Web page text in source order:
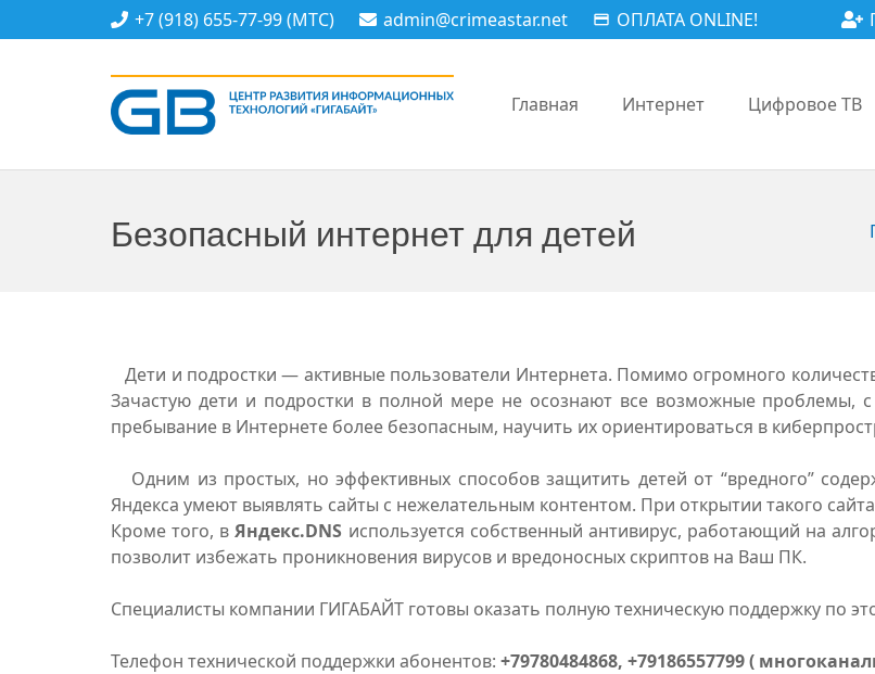
+7 (918) 655-77-99 (МТС) admin@crimeastar.net payment ОПЛАТА ONLINE!
Главная Интернет Цифровое ТВ
Безопасный интернет для детей
Дети и подростки — активные пользователи Интернета. Помимо огромного
Зачастую дети и подростки в полной мере не осознают все возможные проблемы,
пребывание в Интернете более безопасным, научить их ориентироваться в
Одним из простых, но эффективных способов защитить детей от “вредного”
Яндекса умеют выявлять сайты с нежелательным контентом. При открытии такого
Кроме того, вЯндекс.DNS используется собственный антивирус, работающий на
позволит избежать проникновения вирусов и вредоносных скриптов на Ваш ПК.
Специалисты компании ГИГАБАЙТ готовы оказать полную техническую поддержку по
Телефон технической поддержки абонентов: +79780484868, +79186557799 (